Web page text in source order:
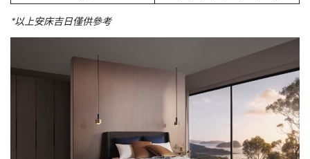
*以上安床吉日僅供參考